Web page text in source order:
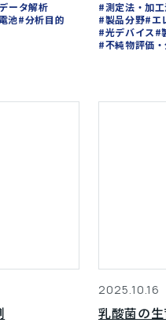
ータ解析
池#分析目的
#測定法・加
#製品分野#エ
#光デバイス#
#不純物評価
2025.10.16
乳酸菌の